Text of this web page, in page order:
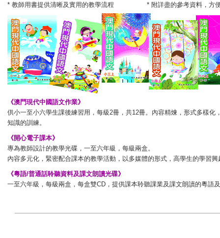
* 教師用書提供清晰及實用的教學流程
* 附詳盡的參考資料，方
《澳門現代中國語文作業》
供小一至小六學生課後練習用，每級2冊，共12冊。內容精煉，形式多樣化
知識的訓練。
《開心電子課本》
專為教師設計的教學光碟，一至六年級，每級兩盒。
內容多元化，緊密配合課本的教學活動，以多媒體的形式，高學生的學習興
《粵語/普通話聆聽資料及課文朗讀光碟》
一至六年級，每級兩盒，每盒雙CD，提供課本聆聽課業及課文朗讀的粵語